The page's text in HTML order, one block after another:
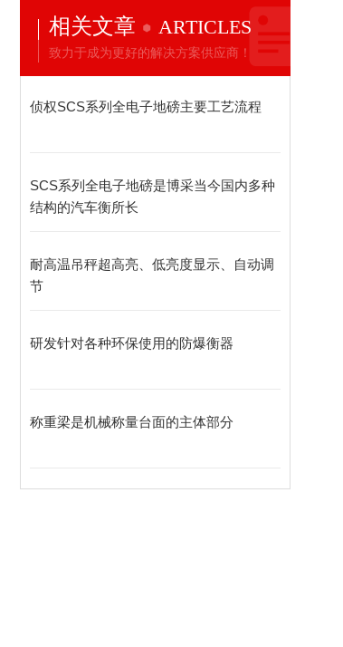
相关文章 ARTICLES
致力于成为更好的解决方案供应商！
侦权SCS系列全电子地磅主要工艺流程
SCS系列全电子地磅是博采当今国内多种
结构的汽车衡所长
耐高温吊秤超高亮、低亮度显示、自动调
节
研发针对各种环保使用的防爆衡器
称重梁是机械称量台面的主体部分